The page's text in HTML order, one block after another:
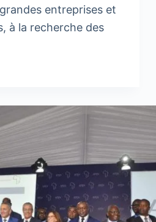
entreprises et
à la recherche des